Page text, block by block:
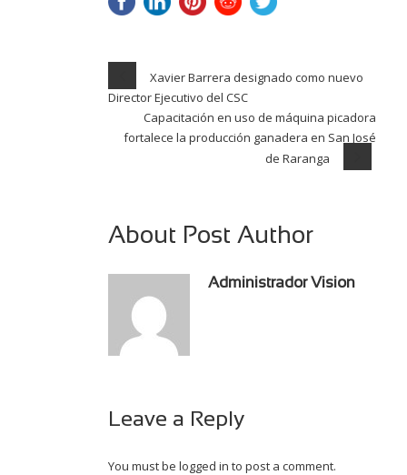
Xavier Barrera designado como nuevo
Director Ejecutivo del CSC
Capacitación en uso de máquina picadora
fortalece la producción ganadera en San José
de Raranga
About Post Author
Administrador Vision
Leave a Reply
You must be logged in to post a comment.